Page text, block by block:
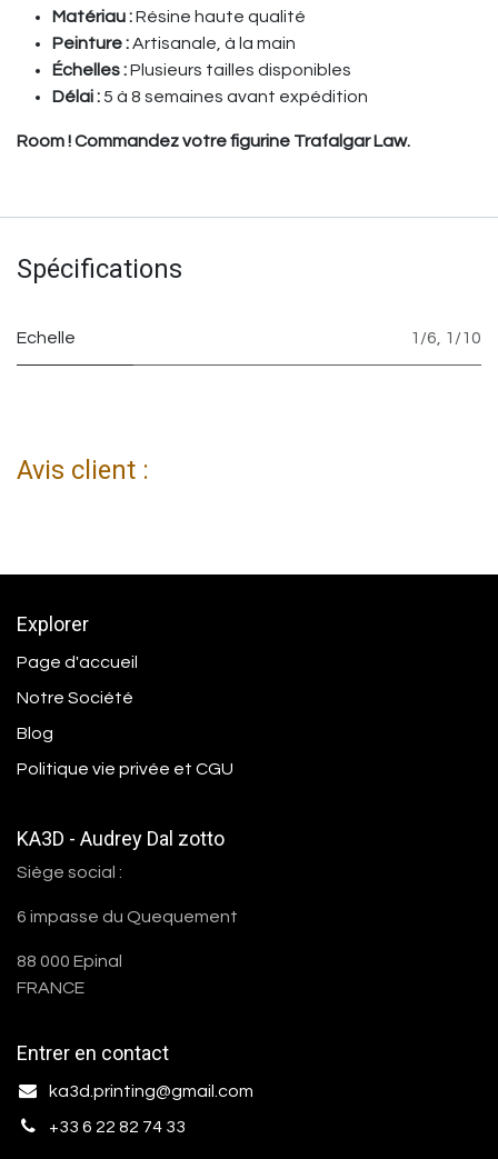
Matériau :Résine haute qualité
Peinture :Artisanale, à la main
Échelles :Plusieurs tailles disponibles
Délai :5 à 8 semaines avant expédition
Room ! Commandez votre figurine Trafalgar Law.
Spécifications
Echelle 1/6 1/10
Avis client :
Explorer
Page d'accueil
Notre Société
Blog
Politique vie privée et CGU
KA3D - Audrey Dal zotto
Siège social :
6 impasse du Quequement
88 000 Epinal
FRANCE
Entrer en contact
ka3d.printing@gmail.com
+33 6 22 82 74 33